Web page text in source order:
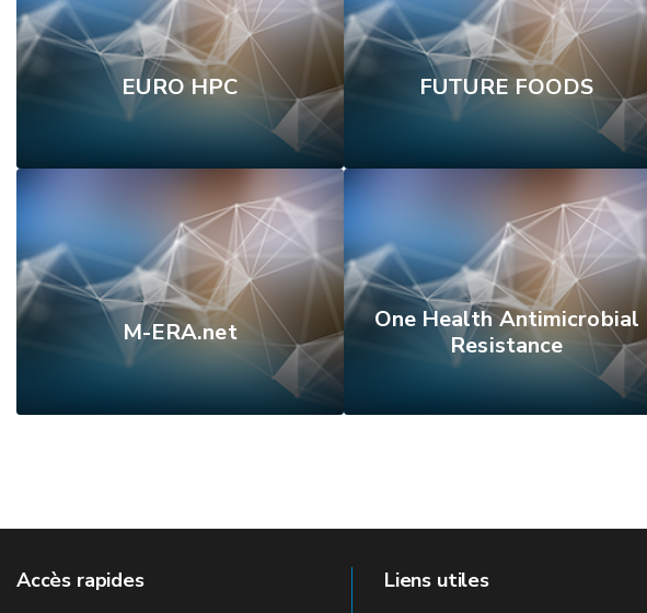
EURO HPC FUTURE FOODS
M-ERA.net
One Health Antimicrobial
Resistance
Accès rapides Liens utiles